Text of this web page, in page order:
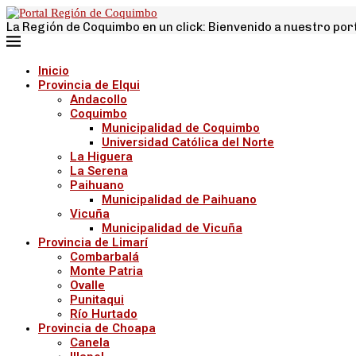
La Región de Coquimbo en un click: Bienvenido a nuestro
Inicio
Provincia de Elqui
Andacollo
Coquimbo
Municipalidad de Coquimbo
Universidad Católica del Norte
La Higuera
La Serena
Paihuano
Municipalidad de Paihuano
Vicuña
Municipalidad de Vicuña
Provincia de Limarí
Combarbalá
Monte Patria
Ovalle
Punitaqui
Río Hurtado
Provincia de Choapa
Canela